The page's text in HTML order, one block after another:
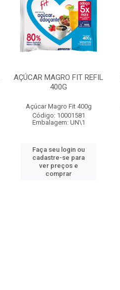
AÇÚCAR MAGRO FIT REFIL
400G
Açúcar Magro Fit 400g
Código: 10001581
Embalagem: UN\1
Faça seu login ou
cadastre-se para
ver preços e
comprar